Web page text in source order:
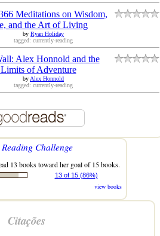
Meditations on Wisdom,
and the Art of Living
by Ryan Holiday
tagged: currently-reading
Alex Honnold and the
of Adventure
byAlex Honnold
tagged: currently-reading
Challenge
13 books toward her goal of 15 books.
13 of 15 (86%)
view books
Citações